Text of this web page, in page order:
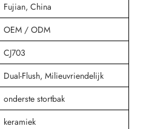
Fujian, China
OEM / ODM
CJ703
Dual-Flush, Milieuvriendelijk
onderste stortbak
keramiek